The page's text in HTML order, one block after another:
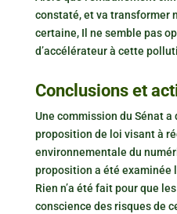
constaté, et va transformer
certaine, Il ne semble pas
d’accélérateur à cette
Conclusions et
Une commission du Sénat a
proposition de loi visant à
environnementale du
proposition a été examinée
Rien n’a été fait pour que
conscience des risques de